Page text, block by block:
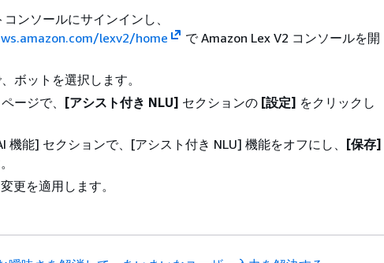
ンソールにサインインし、
lexv2/home
で Amazon Lex V2 コンソールを開
ボットを選択します。
ページで、 [アシスト付き NLU] セクションの [設定] をクリックし
機能] セクションで、[アシスト付き NLU] 機能をオフにし、 [保存]
更を適用します。